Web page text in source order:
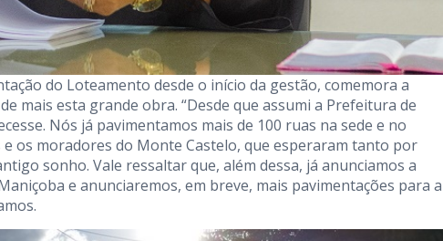
do Loteamento desde o início da gestão, comemora a
mais esta grande obra. “Desde que assumi a Prefeitura de
Nós já pavimentamos mais de 100 ruas na sede e no
os moradores do Monte Castelo, que esperaram tanto por
sonho. Vale ressaltar que, além dessa, já anunciamos a
e anunciaremos, em breve, mais pavimentações para a